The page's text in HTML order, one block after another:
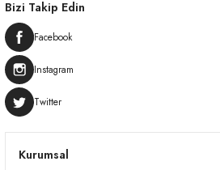
Kurumsal
Bizi Takip Edin
Facebook
Instagram
Twitter